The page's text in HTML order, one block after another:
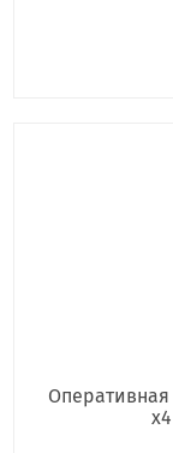
Оперативная